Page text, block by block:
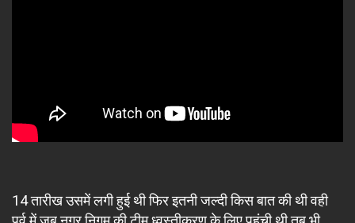
14 तारीख उसमें लगी हुई थी फिर इतनी जल्दी किस बात की थी वही